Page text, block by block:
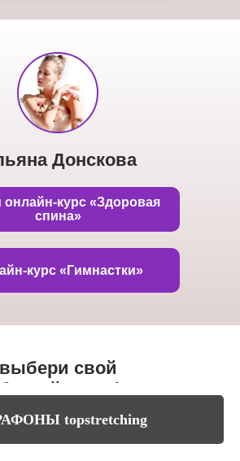
курс «Здоровая
спина»
Донскова
курс «Гимнастки»
выбери свой
марафон
topstretching